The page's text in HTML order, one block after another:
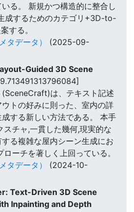
る。 新規かつ構造的に整合し
成するためのカテゴリ+3D-to-
する。
タデータ）
(2025-09-
Guided 3D Scene
(SceneCraft)は、テキスト記述
トの好みに則った、室内の詳
する新しい方法である。 本手
スチャ,一貫した幾何,現実的な
る複雑な屋内シーン生成にお
ーチを著しく上回っている。
タデータ）
(2024-10-
Text-Driven 3D Scene
Inpainting and Depth